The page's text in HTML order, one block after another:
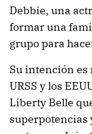
Debbie, una
formar una
grupo para
Su intención
URSS y los
Liberty Belle